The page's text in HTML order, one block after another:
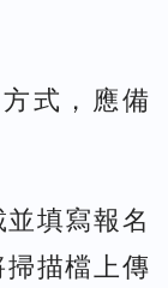
方式，應備
填寫報名
描檔上傳